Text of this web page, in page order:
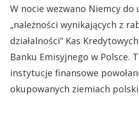
W nocie wezwano Niemcy do
„należności wynikających z
działalności” Kas
Banku Emisyjnego w Polsce.
instytucje finansowe
okupowanych ziemiach